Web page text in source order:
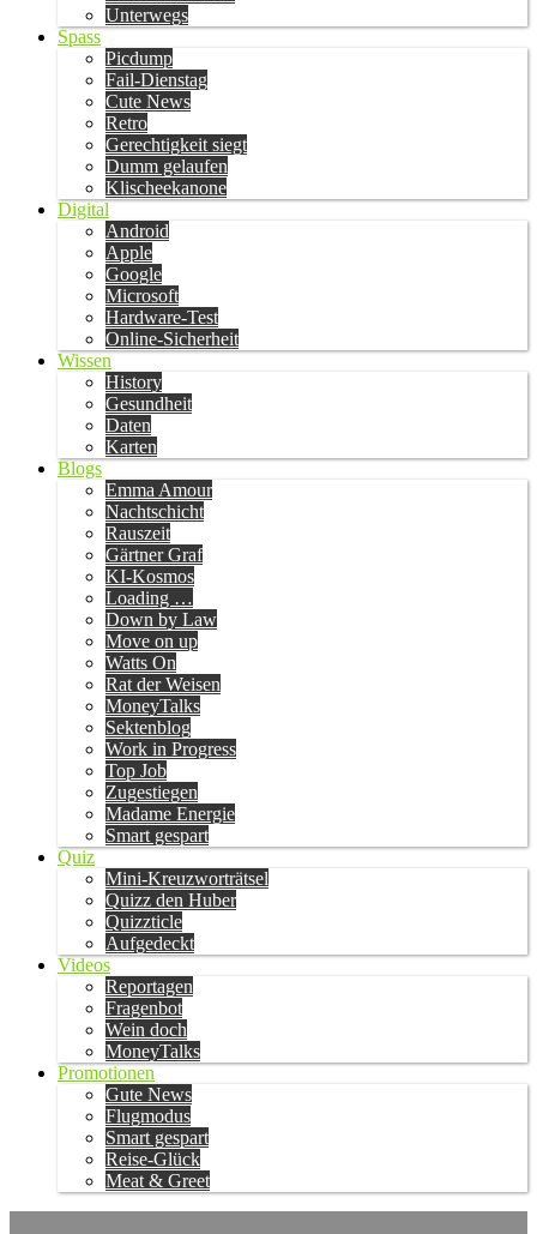
Unterwegs
Spass
Picdump
Fail-Dienstag
Cute News
Retro
Gerechtigkeit siegt
Dumm gelaufen
Klischeekanone
Digital
Android
Apple
Google
Microsoft
Hardware-Test
Online-Sicherheit
Wissen
History
Gesundheit
Daten
Karten
Blogs
Emma Amour
Nachtschicht
Rauszeit
Gärtner Graf
KI-Kosmos
Loading …
Down by Law
Move on up
Watts On
Rat der Weisen
MoneyTalks
Sektenblog
Work in Progress
Top Job
Zugestiegen
Madame Energie
Smart gespart
Quiz
Mini-Kreuzworträtsel
Quizz den Huber
Quizzticle
Aufgedeckt
Videos
Reportagen
Fragenbot
Wein doch
MoneyTalks
Promotionen
Gute News
Flugmodus
Smart gespart
Reise-Glück
Meat & Greet